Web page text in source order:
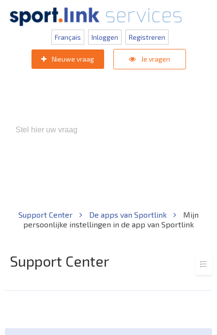
Français Inloggen Registreren
Nieuwe vraag Je vragen
Support Center De apps van Sportlink
Mijn
persoonlijke instellingen in de app van Sportlink
Support Center